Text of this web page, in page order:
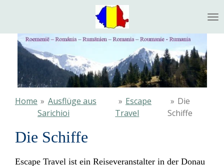
naar
hoofdinhoud
Home » Ausflüge aus
Sarichioi
» Escape
Travel
» Die
Schiffe
Die Schiffe
Escape Travel ist ein Reiseveranstalter in der Donau